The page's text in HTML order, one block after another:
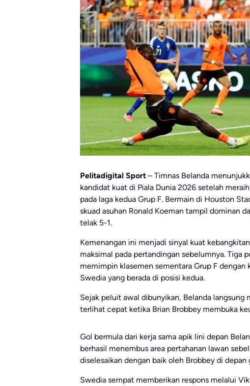
Pelitadigital Sport – Timnas Belanda
kandidat kuat di Piala Dunia 2026 setelah
pada laga kedua Grup F. Bermain di Houston
skuad asuhan Ronald Koeman tampil dominan
telak 5-1.
Kemenangan ini menjadi sinyal kuat
maksimal pada pertandingan sebelumnya. Tiga
memimpin klasemen sementara Grup F
Swedia yang berada di posisi kedua.
Sejak peluit awal dibunyikan, Belanda langsung
terlihat cepat ketika Brian Brobbey membuka
Gol bermula dari kerja sama apik lini depan
berhasil menembus area pertahanan lawan
diselesaikan dengan baik oleh Brobbey di depan
Swedia sempat memberikan respons melalui